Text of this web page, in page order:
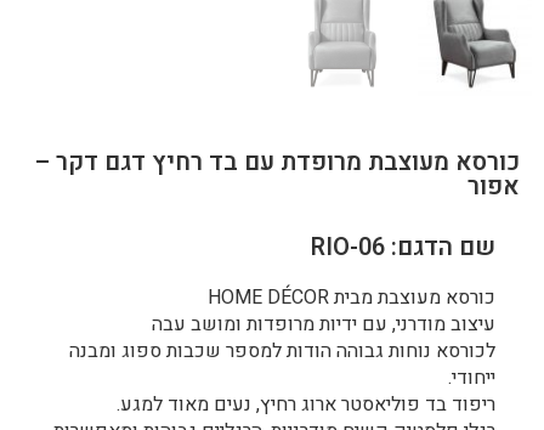
כורסא מעוצבת מרופדת עם בד רחיץ דגם דקר –
אפור
שם הדגם: RIO-06
כורסא מעוצבת מבית HOME DÉCOR
עיצוב מודרני, עם ידיות מרופדות ומושב עבה
לכורסא נוחות גבוהה הודות למספר שכבות ספוג ומבנה
ייחודי.
ריפוד בד פוליאסטר ארוג רחיץ, נעים מאוד למגע.